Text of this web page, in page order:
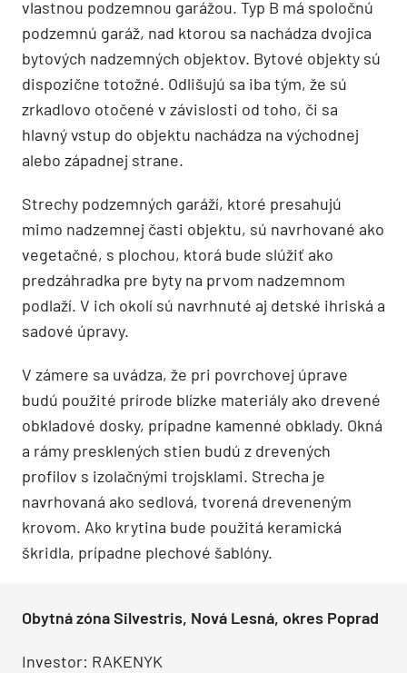
vlastnou podzemnou garážou. Typ B má spoločnú
podzemnú garáž, nad ktorou sa nachádza dvojica
bytových nadzemných objektov. Bytové objekty sú
dispozične totožné. Odlišujú sa iba tým, že sú
zrkadlovo otočené v závislosti od toho, či sa
hlavný vstup do objektu nachádza na východnej
alebo západnej strane.
Strechy podzemných garáží, ktoré presahujú
mimo nadzemnej časti objektu, sú navrhované ako
vegetačné, s plochou, ktorá bude slúžiť ako
predzáhradka pre byty na prvom nadzemnom
podlaží. V ich okolí sú navrhnuté aj detské ihriská a
sadové úpravy.
V zámere sa uvádza, že pri povrchovej úprave
budú použité prírode blízke materiály ako drevené
obkladové dosky, prípadne kamenné obklady. Okná
a rámy presklených stien budú z drevených
profilov s izolačnými trojsklami. Strecha je
navrhovaná ako sedlová, tvorená dreveneným
krovom. Ako krytina bude použitá keramická
škridla, prípadne plechové šablóny.
Obytná zóna Silvestris, Nová Lesná, okres Poprad
Investor: RAKENYK